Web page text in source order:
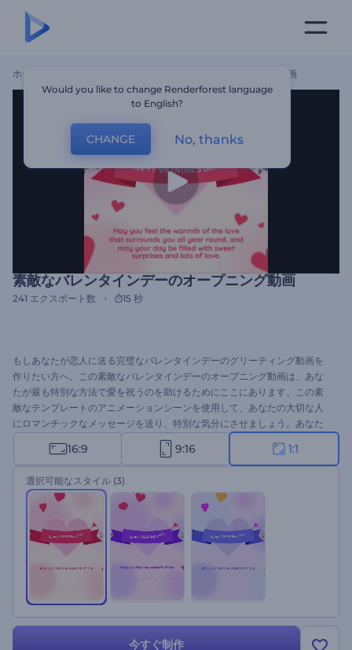
ホーム 素敵なバレンタインデーのオープニング動画
素敵なバレンタインデーのオープニング動画
241 エクスポート数 15 秒
もしあなたが恋人に送る完璧なバレンタインデーのグリーティング動画を
作りたい方へ。この素敵なバレンタインデーのオープニング動画は、あな
たが最も特別な方法で愛を祝うのを助けるためにここにあります。この素
敵なテンプレートのアニメーションシーンを使用して、あなたの大切な人
にロマンチックなメッセージを送り、特別な気分にさせましょう。あなた
の挨拶を入力し、必要であればロゴをアップロードするだけで、あっとい
う間にプロ仕様の挨拶動画が完成します。愛の告白、グリティング動画、
バレンタインデーのテレビコマーシャル、休日のプレゼンテーションのオ
ープニング、その他多くの創造的なプロジェクトに完璧に適しています。
今すぐお試しください。
16:9 9:16 1:1
選択可能なスタイル (3)
今すぐ制作
Would you like to change Renderforest language
to English?
CHANGE No, thanks